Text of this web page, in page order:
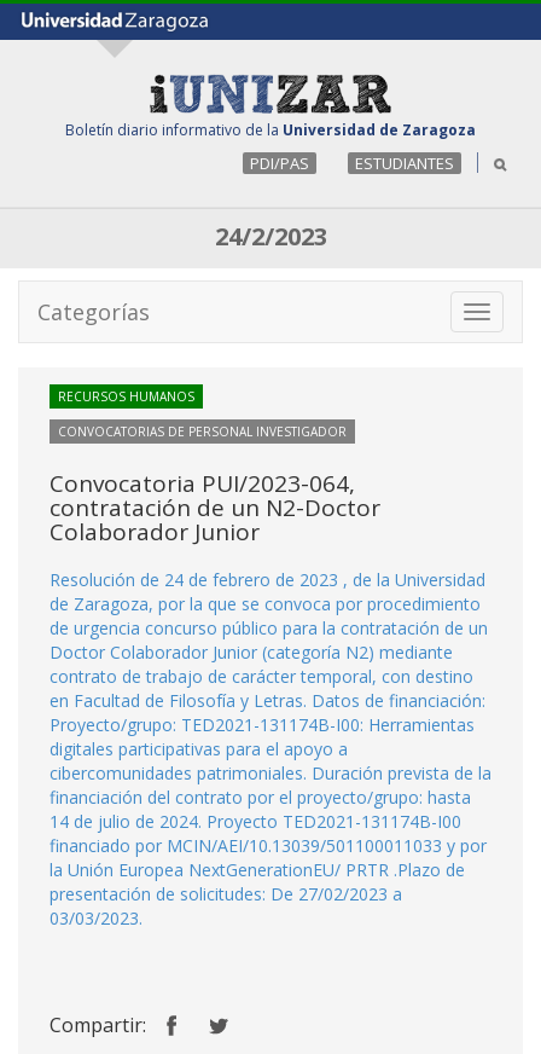
Boletín diario informativo de la Universidad de Zaragoza
PDI/PAS ESTUDIANTES
24/2/2023
Toggle
Categorías
RECURSOS HUMANOS
CONVOCATORIAS DE PERSONAL INVESTIGADOR
Convocatoria PUI/2023-064,
contratación de un N2-Doctor
Colaborador Junior
Resolución de 24 de febrero de 2023 , de la Universidad
de Zaragoza, por la que se convoca por procedimiento
de urgencia concurso público para la contratación de un
Doctor Colaborador Junior (categoría N2) mediante
contrato de trabajo de carácter temporal, con destino
en Facultad de Filosofía y Letras. Datos de financiación:
Proyecto/grupo: TED2021-131174B-I00: Herramientas
digitales participativas para el apoyo a
cibercomunidades patrimoniales. Duración prevista de la
financiación del contrato por el proyecto/grupo: hasta
14 de julio de 2024. Proyecto TED2021-131174B-I00
financiado por MCIN/AEI/10.13039/501100011033 y por
la Unión Europea NextGenerationEU/ PRTR .Plazo de
presentación de solicitudes: De 27/02/2023 a
03/03/2023.
Compartir: